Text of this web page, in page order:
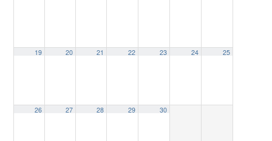
19 20 21 22 23 24 25
26 27 28 29 30